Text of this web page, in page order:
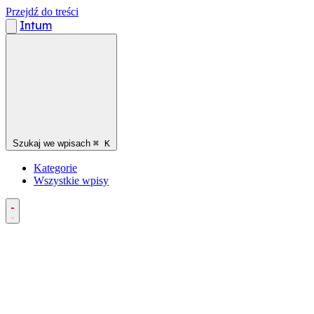
Przejdź do treści
Intum
Szukaj we wpisach ⌘ K
Kategorie
Wszystkie wpisy